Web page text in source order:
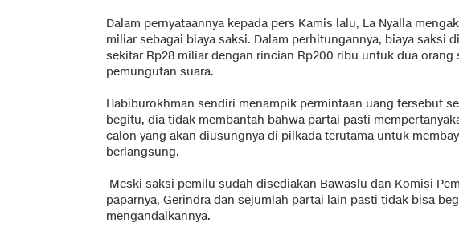
Dalam pernyataannya kepada pers Kamis lalu, La Nyalla
miliar sebagai biaya saksi. Dalam perhitungannya, biaya saksi
sekitar Rp28 miliar dengan rincian Rp200 ribu untuk dua orang
pemungutan suara.
Habiburokhman sendiri menampik permintaan uang tersebut
begitu, dia tidak membantah bahwa partai pasti
calon yang akan diusungnya di pilkada terutama untuk
berlangsung.
Meski saksi pemilu sudah disediakan Bawaslu dan Komisi
paparnya, Gerindra dan sejumlah partai lain pasti tidak bisa
mengandalkannya.